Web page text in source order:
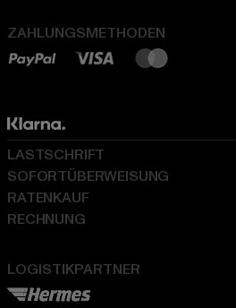
ZAHLUNGSMETHODEN
LOGISTIKPARTNER
LASTSCHRIFT
SOFORTÜBERWEISUNG
RATENKAUF
RECHNUNG